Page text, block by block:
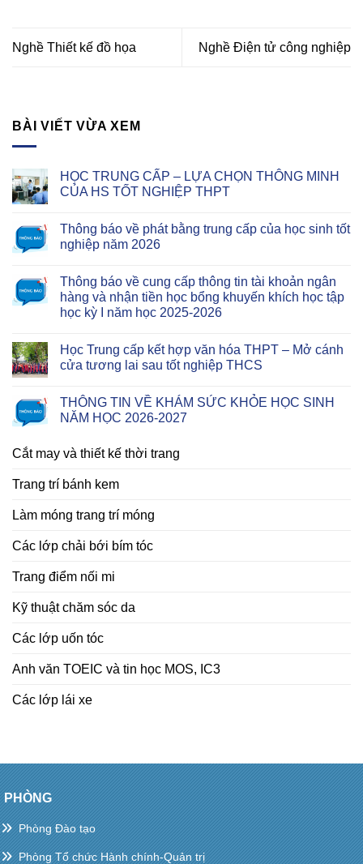
Nghề Thiết kế đồ họa Nghề Điện tử công nghiệp
BÀI VIẾT VỪA XEM
HỌC TRUNG CẤP – LỰA CHỌN THÔNG MINH
CỦA HS TỐT NGHIỆP THPT
Thông báo về phát bằng trung cấp của học sinh tốt
nghiệp năm 2026
Thông báo về cung cấp thông tin tài khoản ngân
hàng và nhận tiền học bổng khuyến khích học tập
học kỳ I năm học 2025-2026
Học Trung cấp kết hợp văn hóa THPT – Mở cánh
cửa tương lai sau tốt nghiệp THCS
THÔNG TIN VỀ KHÁM SỨC KHỎE HỌC SINH
NĂM HỌC 2026-2027
Cắt may và thiết kế thời trang
Trang trí bánh kem
Làm móng trang trí móng
Các lớp chải bới bím tóc
Trang điểm nối mi
Kỹ thuật chăm sóc da
Các lớp uốn tóc
Anh văn TOEIC và tin học MOS, IC3
Các lớp lái xe
PHÒNG
Phòng Đào tạo
Phòng Tổ chức Hành chính-Quản trị